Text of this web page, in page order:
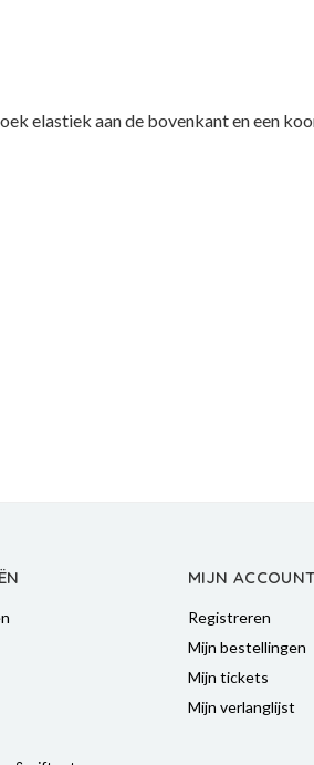
elastiek aan de bovenkant en een
MIJN ACCOUNT
Registreren
Mijn bestellingen
Mijn tickets
Mijn verlanglijst